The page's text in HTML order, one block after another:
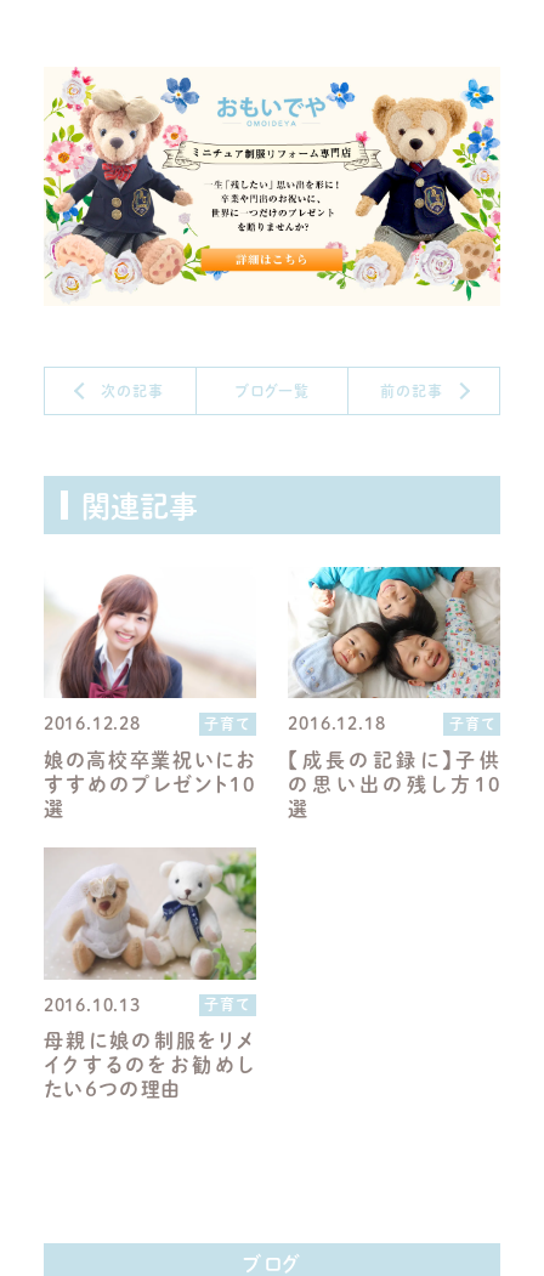
次の記事 前の記事
ブログ一覧
関連記事
2016.12.28 子育て
娘の高校卒業祝いにお
すすめのプレゼント10
選
2016.12.18 子育て
【成長の記録に】子供
の思い出の残し方10
選
2016.10.13 子育て
母親に娘の制服をリメ
イクするのをお勧めし
たい６つの理由
ブログ